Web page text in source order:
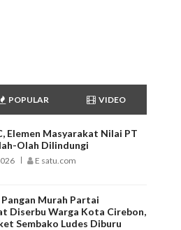
POPULAR VIDEO
Elemen Masyarakat Nilai PT
Olah Dilindungi
E satu.com
Murah Partai
Diserbu Warga Kota Cirebon,
Sembako Ludes Diburu